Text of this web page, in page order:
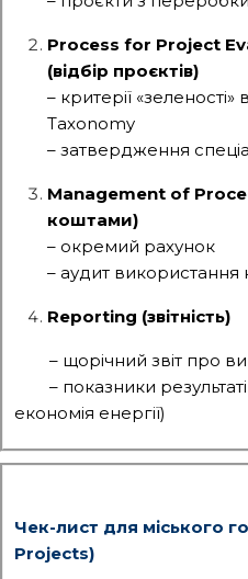
Process for Project
(відбір проєктів)
– критерії
Taxonomy
– затвердження
Management of
коштами)
– окремий рахунок
– аудит використання
Reporting (звітність)
– щорічний звіт про
– показники
економія енергії)
Чек-лист для міського
Projects)